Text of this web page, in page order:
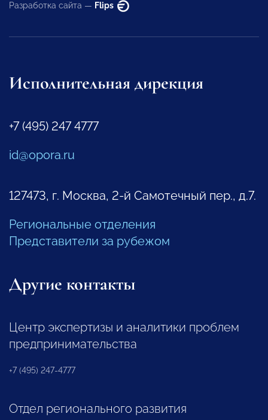
Разработка сайта — Flips
Исполнительная дирекция
+7 (495) 247 4777
id@opora.ru
127473, г. Москва, 2-й Самотечный пер., д.7.
Региональные отделения
Представители за рубежом
Другие контакты
Центр экспертизы и аналитики проблем
предпринимательства
+7 (495) 247-4777
Отдел регионального развития